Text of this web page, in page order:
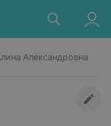
Александровна